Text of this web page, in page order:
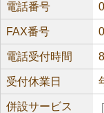
電話番号
FAX番号
電話受付時間
受付休業日
併設サービス